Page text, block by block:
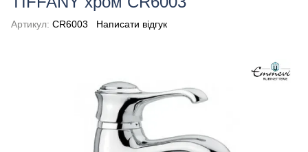
Артикул: CR6003 Написати відгук